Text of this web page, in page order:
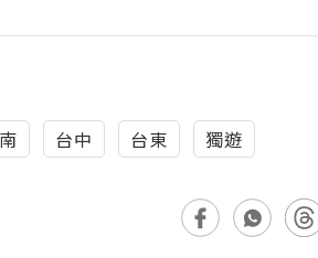
台中 台東 獨遊